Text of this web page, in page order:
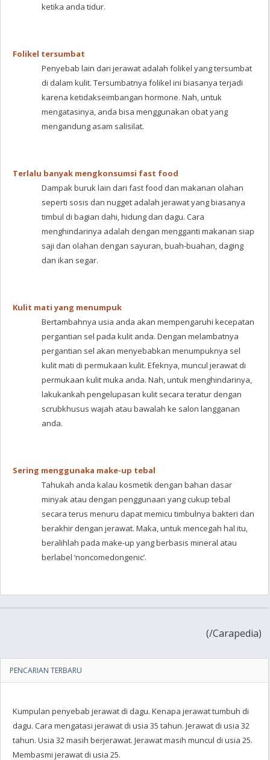
ketika anda tidur.
Folikel tersumbat
Penyebab lain dari jerawat adalah folikel yang tersumbat
di dalam kulit. Tersumbatnya folikel ini biasanya terjadi
karena ketidakseimbangan hormone. Nah, untuk
mengatasinya, anda bisa menggunakan obat yang
mengandung asam salisilat.
Terlalu banyak mengkonsumsi fast food
Dampak buruk lain dari fast food dan makanan olahan
seperti sosis dan nugget adalah jerawat yang biasanya
timbul di bagian dahi, hidung dan dagu. Cara
menghindarinya adalah dengan mengganti makanan siap
saji dan olahan dengan sayuran, buah-buahan, daging
dan ikan segar.
Kulit mati yang menumpuk
Bertambahnya usia anda akan mempengaruhi kecepatan
pergantian sel pada kulit anda. Dengan melambatnya
pergantian sel akan menyebabkan menumpuknya sel
kulit mati di permukaan kulit. Efeknya, muncul jerawat di
permukaan kulit muka anda. Nah, untuk menghindarinya,
lakukankah pengelupasan kulit secara teratur dengan
scrubkhusus wajah atau bawalah ke salon langganan
anda.
Sering menggunaka make-up tebal
Tahukah anda kalau kosmetik dengan bahan dasar
minyak atau dengan penggunaan yang cukup tebal
secara terus menuru dapat memicu timbulnya bakteri dan
berakhir dengan jerawat. Maka, untuk mencegah hal itu,
beralihlah pada make-up yang berbasis mineral atau
berlabel ‘noncomedongenic’.
(/Carapedia)
PENCARIAN TERBARU
Kumpulan penyebab jerawat di dagu. Kenapa jerawat tumbuh di
dagu. Cara mengatasi jerawat di usia 35 tahun. Jerawat di usia 32
tahun. Usia 32 masih berjerawat. Jerawat masih muncul di usia 25.
Membasmi jerawat di usia 25.